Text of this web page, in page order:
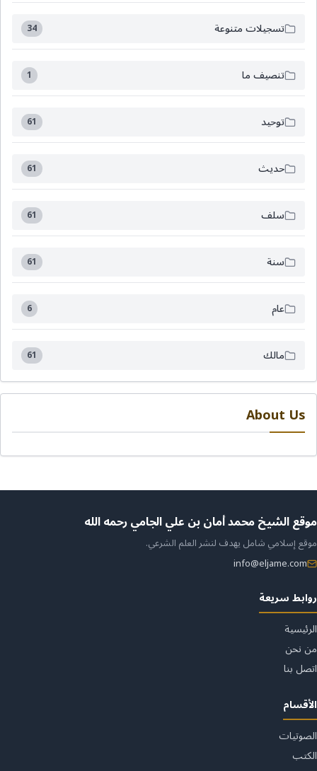
تسجيلات متنوعة 34
تنصيف ما 1
توحيد 61
حديث 61
سلف 61
سنة 61
عام 6
مالك 61
About Us
عن
الموقع
موقع الشيخ محمد أمان بن علي الجامي رحمه الله
موقع إسلامي شامل يهدف لنشر العلم الشرعي.
info@eljame.com
روابط سريعة
الرئيسية
من نحن
اتصل بنا
الأقسام
الصوتيات
الكتب